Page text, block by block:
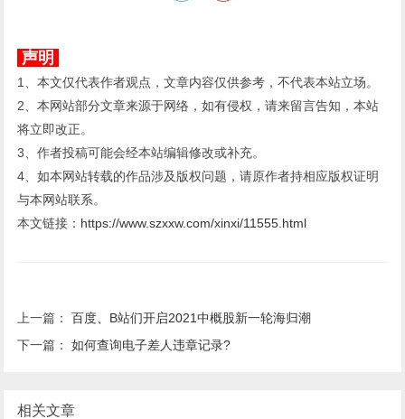
声明
1、本文仅代表作者观点，文章内容仅供参考，不代表本站立场。
2、本网站部分文章来源于网络，如有侵权，请来留言告知，本站
将立即改正。
3、作者投稿可能会经本站编辑修改或补充。
4、如本网站转载的作品涉及版权问题，请原作者持相应版权证明
与本网站联系。
本文链接： https://www.szxxw.com/xinxi/11555.html
上一篇：百度、B站们开启2021中概股新一轮海归潮
下一篇：如何查询电子差人违章记录?
相关文章